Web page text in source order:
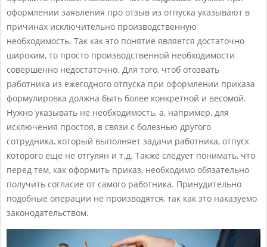
оформлении заявления про отзыв из отпуска указывают в
причинах исключительно производственную
необходимость. Так как это понятие является достаточно
широким, то просто производственной необходимости
совершенно недостаточно. Для того, чтоб отозвать
работника из ежегодного отпуска при оформлении приказа
формулировка должна быть более конкретной и весомой.
Нужно указывать не необходимость, а, например, для
исключения простоя, в связи с болезнью другого
сотрудника, который выполняет задачи работника, отпуск
которого еще не отгулян и т.д. Также следует понимать, что
перед тем, как оформить приказ, необходимо обязательно
получить согласие от самого работника. Принудительно
подобные операции не производятся, так как это наказуемо
законодательством.